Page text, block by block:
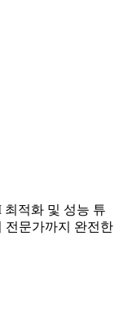
적화 및 성능 튜
전문가까지 완전한